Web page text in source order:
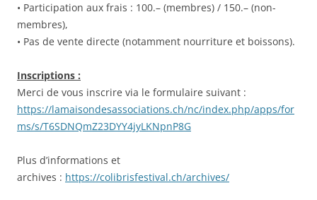
• Participation aux frais : 100.– (membres) / 150.– (non-
membres),
• Pas de vente directe (notamment nourriture et boissons).
Inscriptions :
Merci de vous inscrire via le formulaire suivant :
https://lamaisondesassociations.ch/nc/index.php/apps/for
ms/s/T6SDNQmZ23DYY4jyLKNpnP8G
Plus d’informations et
archives : https://colibrisfestival.ch/archives/